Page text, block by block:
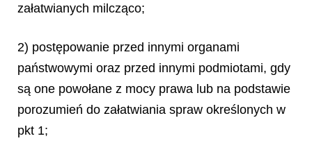
załatwianych milcząco;
2) postępowanie przed innymi organami
państwowymi oraz przed innymi podmiotami, gdy
są one powołane z mocy prawa lub na podstawie
porozumień do załatwiania spraw określonych w
pkt 1;